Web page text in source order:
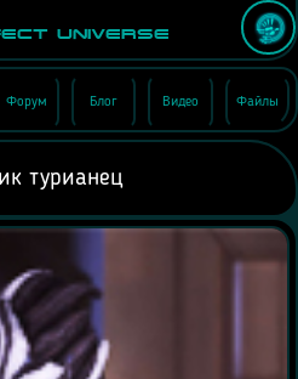
Universe
Форум Блог Видео Файлы
турианец